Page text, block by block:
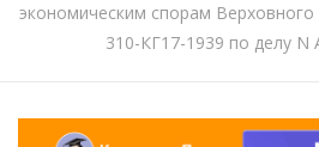
экономическим спорам
310-КГ17-1939 по делу N